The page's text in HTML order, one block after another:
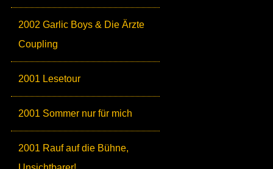
2002 Garlic Boys & Die Ärzte
Coupling
2001 Lesetour
2001 Sommer nur für mich
2001 Rauf auf die Bühne,